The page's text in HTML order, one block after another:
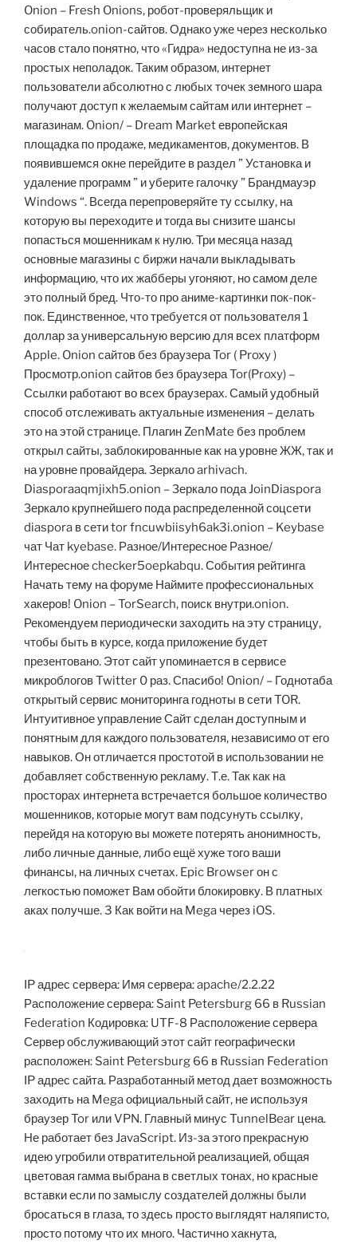
Onion – Fresh Onions, робот-проверяльщик и
собиратель.onion-сайтов. Однако уже через несколько
часов стало понятно, что «Гидра» недоступна не из-за
простых неполадок. Таким образом, интернет
пользователи абсолютно с любых точек земного шара
получают доступ к желаемым сайтам или интернет –
магазинам. Onion/ – Dream Market европейская
площадка по продаже, медикаментов, документов. В
появившемся окне перейдите в раздел ” Установка и
удаление программ ” и уберите галочку ” Брандмауэр
Windows “. Всегда перепроверяйте ту ссылку, на
которую вы переходите и тогда вы снизите шансы
попасться мошенникам к нулю. Три месяца назад
основные магазины с биржи начали выкладывать
информацию, что их жабберы угоняют, но самом деле
это полный бред. Что-то про аниме-картинки пок-пок-
пок. Единственное, что требуется от пользователя 1
доллар за универсальную версию для всех платформ
Apple. Onion сайтов без браузера Tor ( Proxy )
Просмотр.onion сайтов без браузера Tor(Proxy) –
Ссылки работают во всех браузерах. Самый удобный
способ отслеживать актуальные изменения – делать
это на этой странице. Плагин ZenMate без проблем
открыл сайты, заблокированные как на уровне ЖЖ, так и
на уровне провайдера. Зеркало arhivach.
Diasporaaqmjixh5.onion – Зеркало пода JoinDiaspora
Зеркало крупнейшего пода распределенной соцсети
diaspora в сети tor fncuwbiisyh6ak3i.onion – Keybase
чат Чат kyebase. Разное/Интересное Разное/
Интересное checker5oepkabqu. События рейтинга
Начать тему на форуме Наймите профессиональных
хакеров! Onion – TorSearch, поиск внутри.onion.
Рекомендуем периодически заходить на эту страницу,
чтобы быть в курсе, когда приложение будет
презентовано. Этот сайт упоминается в сервисе
микроблогов Twitter 0 раз. Спасибо! Onion/ – Годнотаба
открытый сервис мониторинга годноты в сети TOR.
Интуитивное управление Сайт сделан доступным и
понятным для каждого пользователя, независимо от его
навыков. Он отличается простотой в использовании не
добавляет собственную рекламу. Т.е. Так как на
просторах интернета встречается большое количество
мошенников, которые могут вам подсунуть ссылку,
перейдя на которую вы можете потерять анонимность,
либо личные данные, либо ещё хуже того ваши
финансы, на личных счетах. Epic Browser он с
легкостью поможет Вам обойти блокировку. В платных
аках получше. 3 Как войти на Mega через iOS.
IP адрес сервера: Имя сервера: apache/2.2.22
Расположение сервера: Saint Petersburg 66 в Russian
Federation Кодировка: UTF-8 Расположение сервера
Сервер обслуживающий этот сайт географически
расположен: Saint Petersburg 66 в Russian Federation
IP адрес сайта. Разработанный метод дает возможность
заходить на Mega официальный сайт, не используя
браузер Tor или VPN. Главный минус TunnelBear цена.
Не работает без JavaScript. Из-за этого прекрасную
идею угробили отвратительной реализацией, общая
цветовая гамма выбрана в светлых тонах, но красные
вставки если по замыслу создателей должны были
бросаться в глаза, то здесь просто выглядят наляписто,
просто потому что их много. Частично хакнута,